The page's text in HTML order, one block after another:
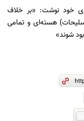
خود نوشت: «بر خلاف
هسته‌ای و تمامی
شوند»